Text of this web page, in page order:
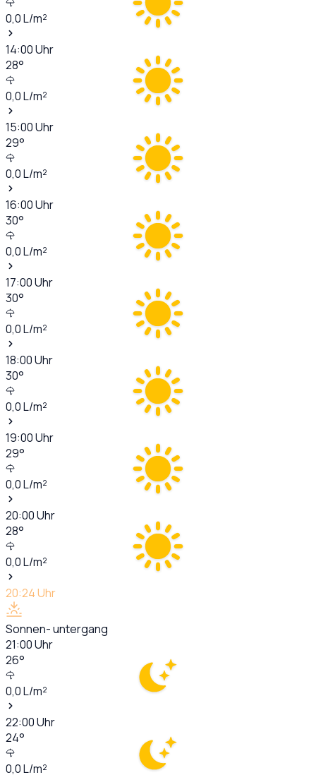
0,0L/m²
14:00Uhr
28°
0,0L/m²
15:00Uhr
29°
0,0L/m²
16:00Uhr
30°
0,0L/m²
17:00Uhr
30°
0,0L/m²
18:00Uhr
30°
0,0L/m²
19:00Uhr
29°
0,0L/m²
20:00Uhr
28°
0,0L/m²
20:24Uhr
Sonnen- untergang
21:00Uhr
26°
0,0L/m²
22:00Uhr
24°
0,0L/m²